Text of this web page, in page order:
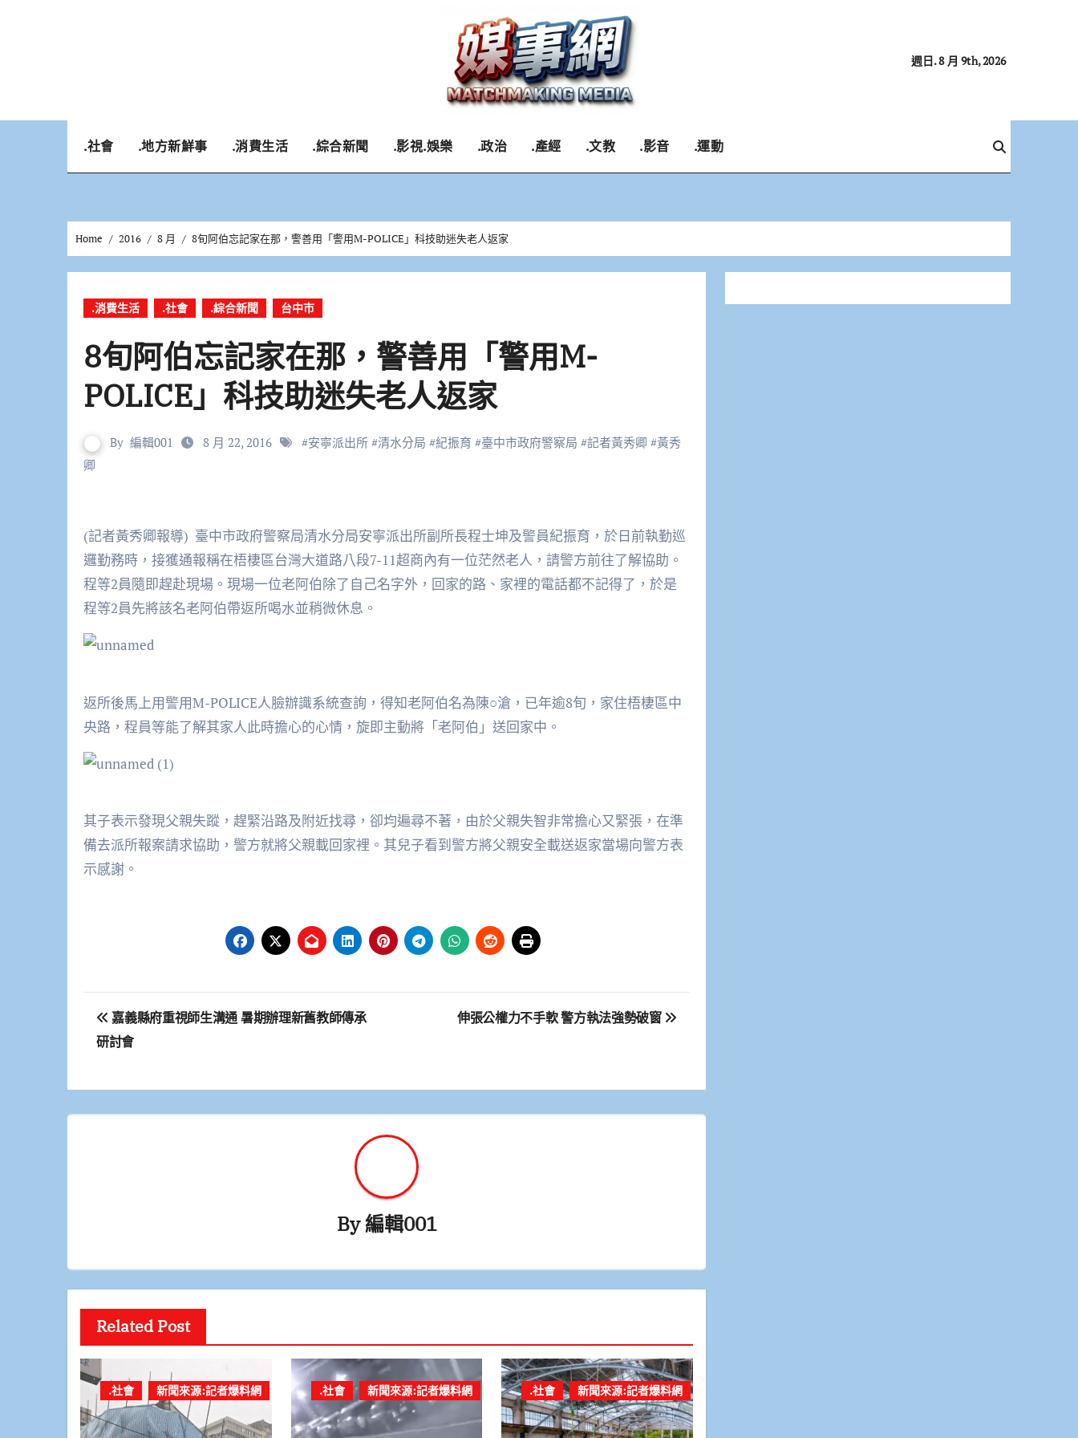
週日. 8 月 9th, 2026
.社會 .地方新鮮事 .消費生活 .綜合新聞 .影視.娛樂 .政治 .產經 .文教 .影音 .運動
Home 2016 8 月 8旬阿伯忘記家在那，警善用「警用M-POLICE」科技助迷失老人返家
.消費生活 .社會 .綜合新聞 台中市
8旬阿伯忘記家在那，警善用「警用M-
POLICE」科技助迷失老人返家
By 編輯001 8 月 22, 2016 #安寧派出所 #清水分局 #紀振育 #臺中市政府警察局 #記者黃秀卿 #黃秀
卿
(記者黃秀卿報導) 臺中市政府警察局清水分局安寧派出所副所長程士坤及警員紀振育，於日前執勤巡
邏勤務時，接獲通報稱在梧棲區台灣大道路八段7-11超商內有一位茫然老人，請警方前往了解協助。
程等2員隨即趕赴現場。現場一位老阿伯除了自己名字外，回家的路、家裡的電話都不記得了，於是
程等2員先將該名老阿伯帶返所喝水並稍微休息。
返所後馬上用警用M-POLICE人臉辦識系統查詢，得知老阿伯名為陳○滄，已年逾8旬，家住梧棲區中
央路，程員等能了解其家人此時擔心的心情，旋即主動將「老阿伯」送回家中。
其子表示發現父親失蹤，趕緊沿路及附近找尋，卻均遍尋不著，由於父親失智非常擔心又緊張，在準
備去派所報案請求協助，警方就將父親載回家裡。其兒子看到警方將父親安全載送返家當場向警方表
示感謝。
文
章
覽
嘉義縣府重視師生溝通 暑期辦理新舊教師傳承
研討會
伸張公權力不手軟 警方執法強勢破窗
By編輯001
Related Post
.社會 新聞來源:記者爆料網 .社會 新聞來源:記者爆料網 .社會 新聞來源:記者爆料網